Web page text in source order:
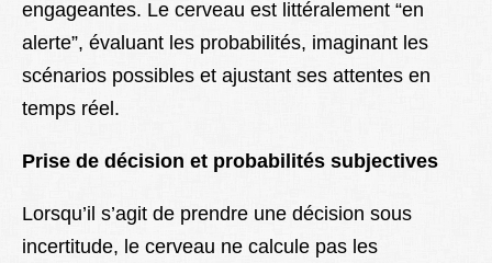
engageantes. Le cerveau est littéralement “en
alerte”, évaluant les probabilités, imaginant les
scénarios possibles et ajustant ses attentes en
temps réel.
Prise de décision et probabilités subjectives
Lorsqu’il s’agit de prendre une décision sous
incertitude, le cerveau ne calcule pas les